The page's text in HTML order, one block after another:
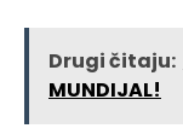
Drugi čitaju:
MUNDIJAL!